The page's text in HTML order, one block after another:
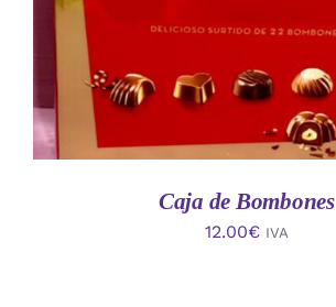
Caja de Bombones
12.00€ IVA